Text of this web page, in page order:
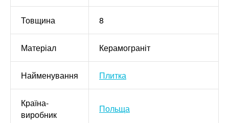
Товщина 8
Матеріал Керамограніт
Найменування Плитка
Країна-
виробник
Польща